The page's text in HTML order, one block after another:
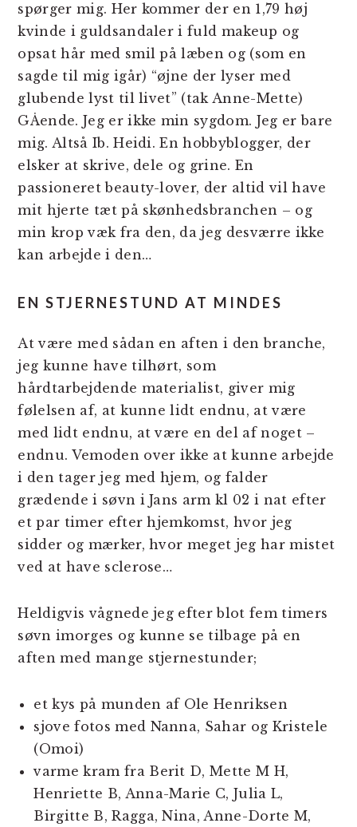
spørger mig. Her kommer der en 1,79 høj
kvinde i guldsandaler i fuld makeup og
opsat hår med smil på læben og (som en
sagde til mig igår) “øjne der lyser med
glubende lyst til livet” (tak Anne-Mette)
GÅende. Jeg er ikke min sygdom. Jeg er bare
mig. Altså Ib. Heidi. En hobbyblogger, der
elsker at skrive, dele og grine. En
passioneret beauty-lover, der altid vil have
mit hjerte tæt på skønhedsbranchen – og
min krop væk fra den, da jeg desværre ikke
kan arbejde i den…
EN STJERNESTUND AT MINDES
At være med sådan en aften i den branche,
jeg kunne have tilhørt, som
hårdtarbejdende materialist, giver mig
følelsen af, at kunne lidt endnu, at være
med lidt endnu, at være en del af noget –
endnu. Vemoden over ikke at kunne arbejde
i den tager jeg med hjem, og falder
grædende i søvn i Jans arm kl 02 i nat efter
et par timer efter hjemkomst, hvor jeg
sidder og mærker, hvor meget jeg har mistet
ved at have sclerose…
Heldigvis vågnede jeg efter blot fem timers
søvn imorges og kunne se tilbage på en
aften med mange stjernestunder;
et kys på munden af Ole Henriksen
sjove fotos med Nanna, Sahar og Kristele
(Omoi)
varme kram fra Berit D, Mette M H,
Henriette B, Anna-Marie C, Julia L,
Birgitte B, Ragga, Nina, Anne-Dorte M,